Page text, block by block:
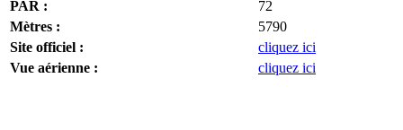
PAR :
72
Mètres :
5790
Site officiel :
cliquez ici
Vue aérienne :
cliquez ici